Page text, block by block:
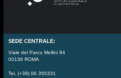
SEDE CENTRALE:
Viale del Parco Mellini 84
00136 ROMA
Tel. (+39) 06 355331